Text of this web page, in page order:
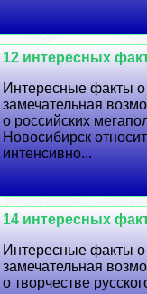
12 интересных
Интересные факты о
замечательная
о российских
Новосибирск
интенсивно...
14 интересных
Интересные факты
замечательная
о творчестве